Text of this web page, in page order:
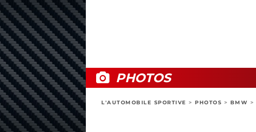
PHOTOS
L'AUTOMOBILE SPORTIVE > PHOTOS > BMW >